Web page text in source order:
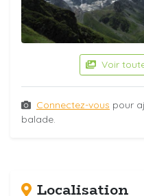
Voir
Connectez-vous pour
balade.
Localisation